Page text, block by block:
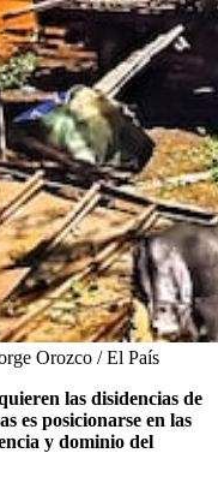
Orozco / El País
las disidencias de
es posicionarse en las
y dominio del